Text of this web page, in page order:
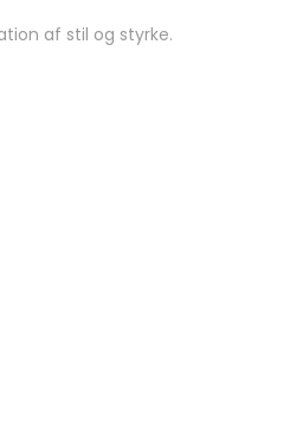
af stil og styrke.